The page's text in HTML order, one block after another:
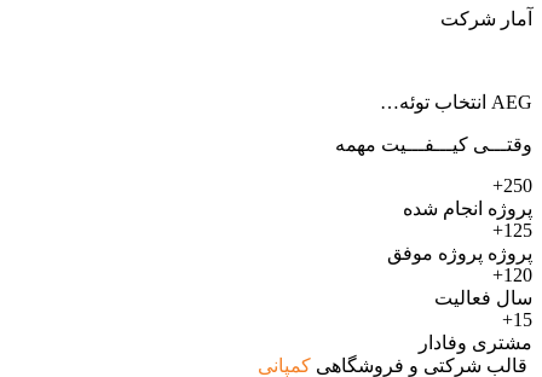
آمار شرکت
AEG انتخاب توئه…
وقتـــی کیـــفـــیت مهمه
250+
پروژه انجام شده
125+
پروژه پروژه موفق
120+
سال فعالیت
15+
مشتری وفادار
قالب شرکتی و فروشگاهی کمپانی